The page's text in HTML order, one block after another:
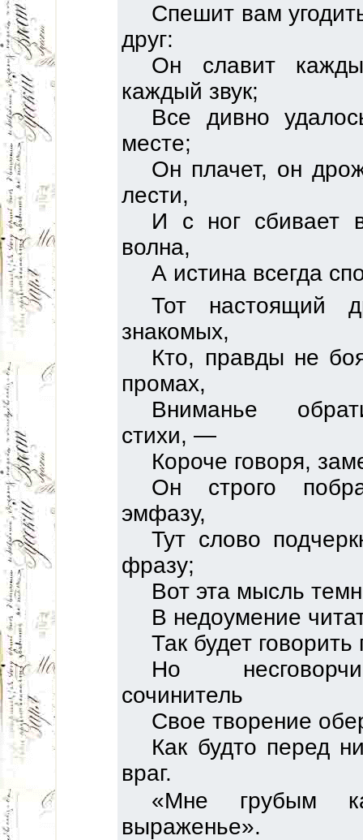
Спешит вам
друг:
Он славит
каждый звук;
Все дивно
месте;
Он плачет, он
лести,
И с ног сбивает
волна,
А истина всегда
Тот настоящий
знакомых,
Кто, правды не
промах,
Вниманье
стихи, —
Короче говоря,
Он строго
эмфазу,
Тут слово
фразу;
Вот эта мысль
В недоумение
Так будет
Но
сочинитель
Свое творение
Как будто перед
враг.
«Мне грубым
выраженье».